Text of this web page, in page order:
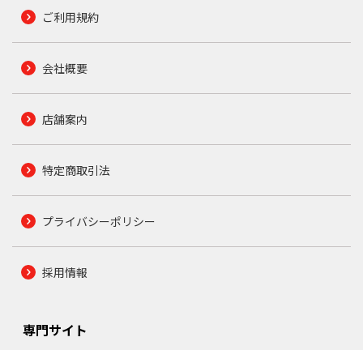
ご利用規約
会社概要
店舗案内
特定商取引法
プライバシーポリシー
採用情報
専門サイト